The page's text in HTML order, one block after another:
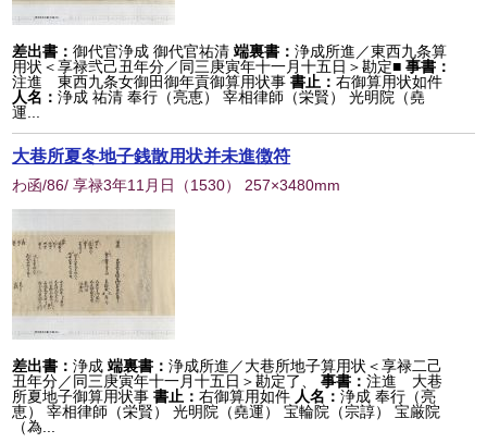
差出書：御代官浄成 御代官祐清 端裏書：浄成所進／東西九条算
用状＜享禄弐己丑年分／同三庚寅年十一月十五日＞勘定■ 事書：
注進 東西九条女御田御年貢御算用状事 書止：右御算用状如件
人名：浄成 祐清 奉行（亮恵） 宰相律師（栄賢） 光明院（堯
運...
大巷所夏冬地子銭散用状并未進徴符
わ函/86/ 享禄3年11月日 （1530） 257×3480mm
差出書：浄成 端裏書：浄成所進／大巷所地子算用状＜享禄二己
丑年分／同三庚寅年十一月十五日＞勘定了、
事書：注進 大巷
所夏地子御算用状事 書止：右御算用如件 人名：浄成 奉行（亮
恵） 宰相律師（栄賢） 光明院（堯運） 宝輪院（宗諄） 宝厳院
（為...